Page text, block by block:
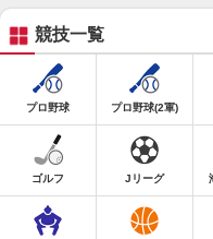
競技一覧
プロ野球 プロ野球(2軍)
ゴルフ Jリーグ